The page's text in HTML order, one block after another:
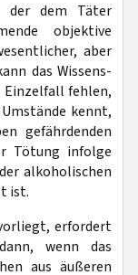
der dem Täter
objektive
aber
das Wissens-
Einzelfall fehlen,
kennt,
gefährdenden
Tötung infolge
alkoholischen
ist.
erfordert
wenn das
aus äußeren